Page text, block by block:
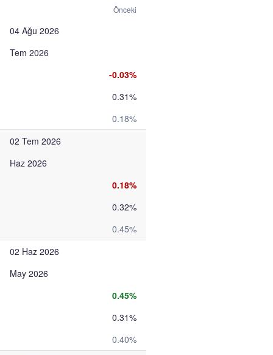
Önceki
04 Ağu 2026
Tem 2026
-0.03%
0.31%
0.18%
02 Tem 2026
Haz 2026
0.18%
0.32%
0.45%
02 Haz 2026
May 2026
0.45%
0.31%
0.40%